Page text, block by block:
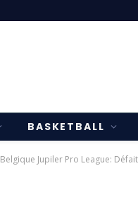
BASKETBALL
Belgique Jupiler Pro League: